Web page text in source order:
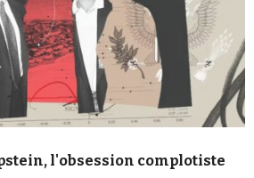
l'obsession complotiste